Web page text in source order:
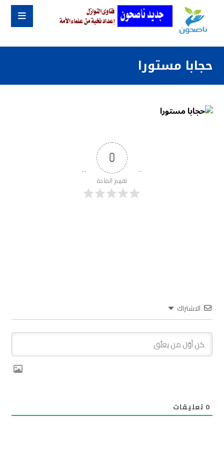
حجابا مستورا
0
تقييم المادة
الاشتراك
0 تعليقات